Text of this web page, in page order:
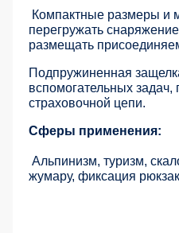
Компактные размеры и
перегружать
размещать
Подпружиненная
вспомогательных
страховочной цепи.
Сферы применения:
Альпинизм, туризм,
жумару, фиксация